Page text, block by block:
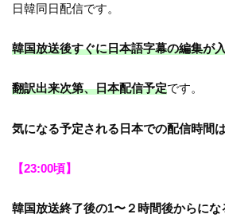
日韓同日配信です。
韓国放送後すぐに日本語字幕の編集が
翻訳出来次第、日本配信予定です。
気になる予定される日本での配信時間は
【23:00頃】
韓国放送終了後の1〜２時間後からにな